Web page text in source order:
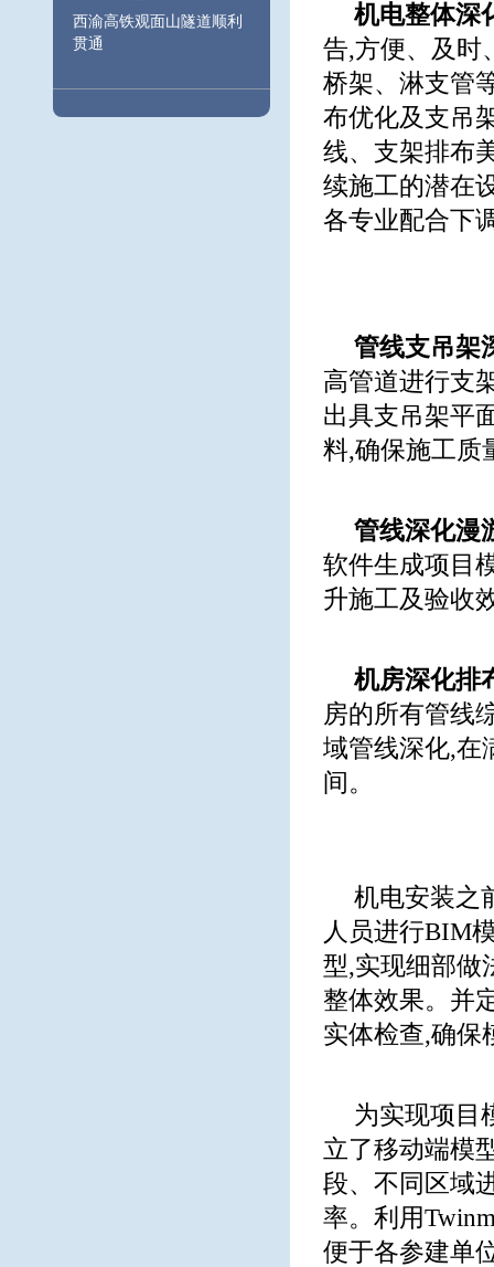
西渝高铁观面山隧道顺利
贯通
机电整体深
告,方便、及时
桥架、淋支管
布优化及支吊
线、支架排布
续施工的潜在
各专业配合下
管线支吊架
高管道进行支
出具支吊架平
料,确保施工质
管线深化漫
软件生成项目
升施工及验收
机房深化排
房的所有管线
域管线深化,在
间。
机电安装之
人员进行BIM
型,实现细部做
整体效果。并
实体检查,确保
为实现项目
立了移动端模
段、不同区域
率。利用
便于各参建单